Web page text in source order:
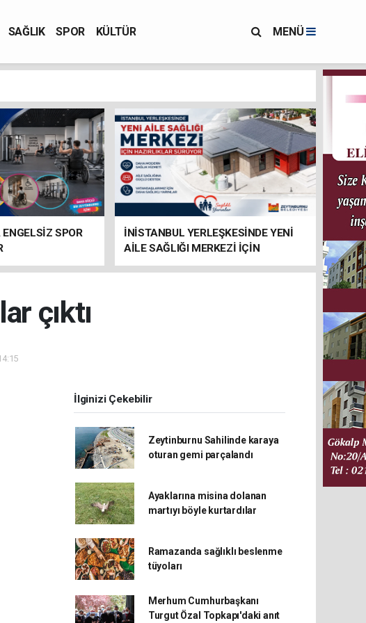
SAĞLIK SPOR KÜLTÜR MENÜ
ENGELSİZ SPOR
İNİSTANBUL YERLEŞKESİNDE YENİ
AİLE SAĞLIĞI MERKEZİ İÇİN
HAZIRLIKLAR SÜRÜYOR
çıktı
İlginizi Çekebilir
Zeytinburnu Sahilinde karaya
oturan gemi parçalandı
Ayaklarına misina dolanan
martıyı böyle kurtardılar
Ramazanda sağlıklı beslenme
tüyoları
Merhum Cumhurbaşkanı
Turgut Özal Topkapı'daki anıt